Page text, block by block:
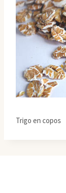
Trigo en copos